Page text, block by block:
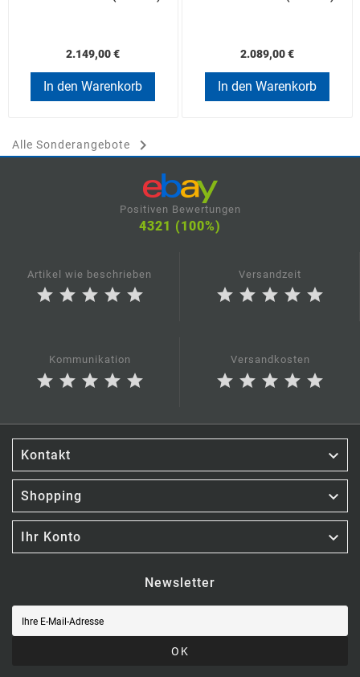
2.149,00 €
In den Warenkorb
2.089,00 €
In den Warenkorb
Alle Sonderangebote 
Positiven Bewertungen
4321 (100%)
Artikel wie beschrieben
star star star star star
Versandzeit
star star star star star
Kommunikation
star star star star star
Versandkosten
star star star star star
Kontakt 
Shopping 
Ihr Konto 
Newsletter
OK